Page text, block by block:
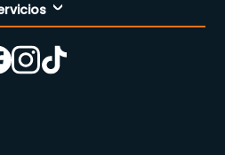
empresa
comprar
tiendas